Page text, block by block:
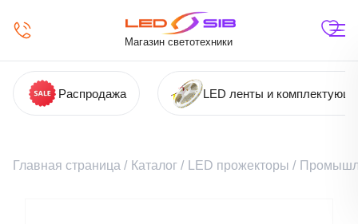
Магазин светотехники
Распродажа LED ленты и
Главная страница / Каталог / LED прожекторы /